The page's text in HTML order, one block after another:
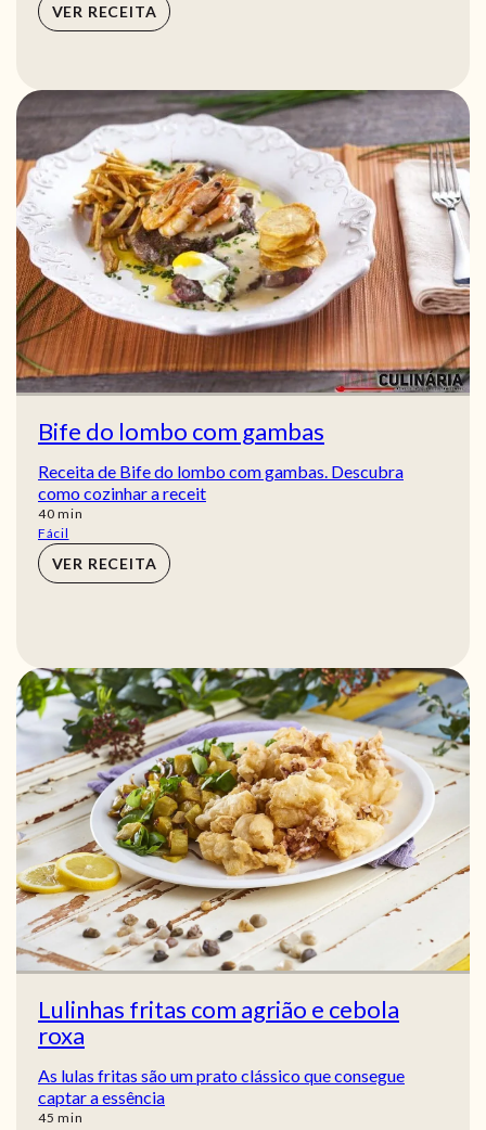
VER RECEITA
Bife do lombo com gambas
Receita de Bife do lombo com gambas. Descubra
como cozinhar a receit
40min
min
Fácil
VER RECEITA
Lulinhas fritas com agrião e cebola
roxa
As lulas fritas são um prato clássico que consegue
captar a essência
45 min
min